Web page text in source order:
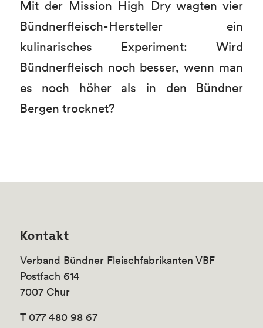
Mit der Mission High Dry wagten vier
Bündnerfleisch-Hersteller ein
kulinarisches Experiment: Wird
Bündnerfleisch noch besser, wenn man
es noch höher als in den Bündner
Bergen trocknet?
Kontakt
Verband Bündner Fleischfabrikanten VBF
Postfach 614
7007 Chur
T 077 480 98 67